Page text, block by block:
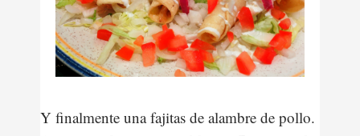
Y finalmente una fajitas de alambre de pollo.